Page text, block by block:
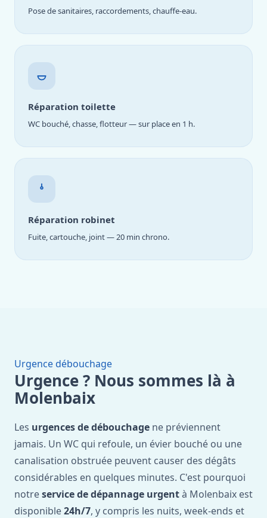
Pose de sanitaires, raccordements, chauffe-eau.
Réparation toilette
WC bouché, chasse, flotteur — sur place en 1 h.
Réparation robinet
Fuite, cartouche, joint — 20 min chrono.
Urgence débouchage
Urgence ? Nous sommes là à
Molenbaix
Les urgences de débouchage ne préviennent
jamais. Un WC qui refoule, un évier bouché ou une
canalisation obstruée peuvent causer des dégâts
considérables en quelques minutes. C'est pourquoi
notreservice de dépannage urgentà Molenbaix est
disponible24h/7, y compris les nuits, week-ends et